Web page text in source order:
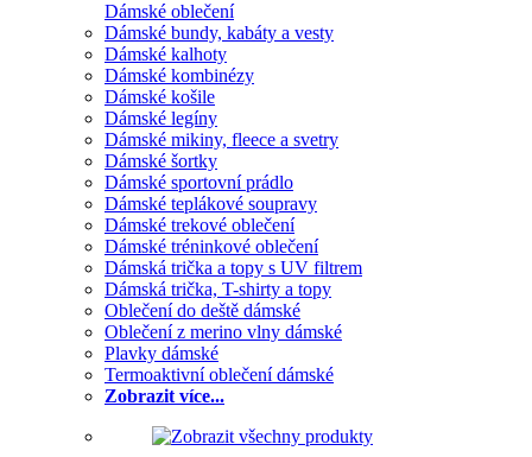
Dámské oblečení
Dámské bundy, kabáty a vesty
Dámské kalhoty
Dámské kombinézy
Dámské košile
Dámské legíny
Dámské mikiny, fleece a svetry
Dámské šortky
Dámské sportovní prádlo
Dámské teplákové soupravy
Dámské trekové oblečení
Dámské tréninkové oblečení
Dámská trička a topy s UV filtrem
Dámská trička, T-shirty a topy
Oblečení do deště dámské
Oblečení z merino vlny dámské
Plavky dámské
Termoaktivní oblečení dámské
Zobrazit více...